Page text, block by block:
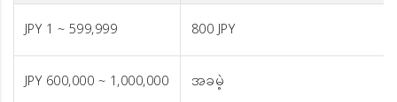
JPY 1 ~ 599,999
800 JPY
JPY 600,000 ~ 1,000,000
အခမဲ့